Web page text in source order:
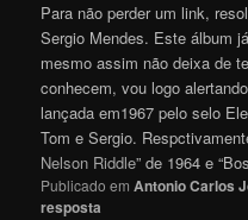
Para não perder um link,
Sergio Mendes. Este álbum
mesmo assim não deixa de
conhecem, vou logo
lançada em1967 pelo selo
Tom e Sergio.
Nelson Riddle” de 1964 e
Publicado em Antonio Carlos
resposta